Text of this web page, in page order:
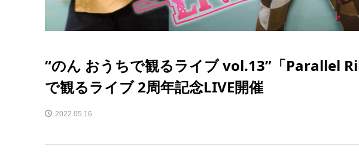
“のん おうちで観るライブ vol.13”「Parallel
で観るライブ 2周年記念LIVE開催
2022.05.16